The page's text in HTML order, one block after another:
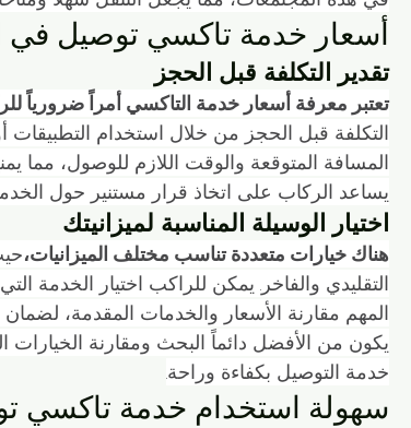
أسعار خدمة تاكسي توصيل في
تقدير التكلفة قبل الحجز
تعتبر معرفة أسعار خدمة التاكسي أمراً ضرورياً
التكلفة قبل الحجز من خلال استخدام التطبيقات
المسافة المتوقعة والوقت اللازم للوصول، مما
يساعد الركاب على اتخاذ قرار مستنير حول
اختيار الوسيلة المناسبة لميزانيتك
هناك خيارات متعددة تناسب مختلف الميزانيات،
التقليدي والفاخر. يمكن للراكب اختيار الخدمة
المهم مقارنة الأسعار والخدمات المقدمة،
يكون من الأفضل دائماً البحث ومقارنة الخيارات
خدمة التوصيل بكفاءة وراحة.
سهولة استخدام خدمة تاكسي